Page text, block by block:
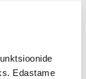
Edastame
t
2.3 х 5.6 m